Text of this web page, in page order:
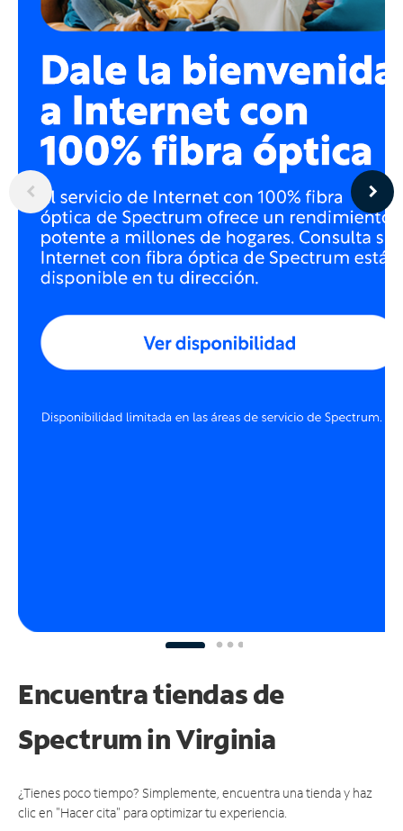
Encuentra tiendas de
Spectrumin Virginia
¿Tienes poco tiempo? Simplemente, encuentra una tienda y haz
clic en "Hacer cita" para optimizar tu experiencia.